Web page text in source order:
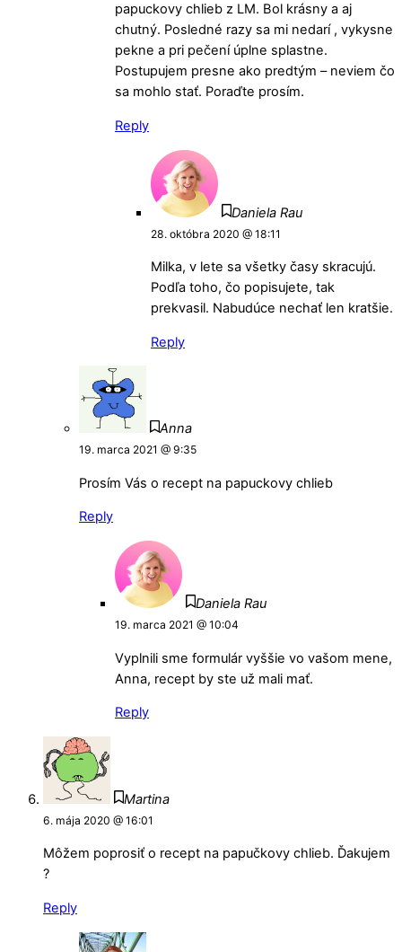
papuckovy chlieb z LM. Bol krásny a aj
chutný. Posledné razy sa mi nedarí , vykysne
pekne a pri pečení úplne splastne.
Postupujem presne ako predtým – neviem čo
sa mohlo stať. Poraďte prosím.
Reply
Daniela Rau
28. októbra 2020 @ 18:11
Milka, v lete sa všetky časy skracujú.
Podľa toho, čo popisujete, tak
prekvasil. Nabudúce nechať len kratšie.
Reply
Anna
19. marca 2021 @ 9:35
Prosím Vás o recept na papuckovy chlieb
Reply
Daniela Rau
19. marca 2021 @ 10:04
Vyplnili sme formulár vyššie vo vašom mene,
Anna, recept by ste už mali mať.
Reply
Martina
6. mája 2020 @ 16:01
Môžem poprosiť o recept na papučkovy chlieb. Ďakujem
?
Reply